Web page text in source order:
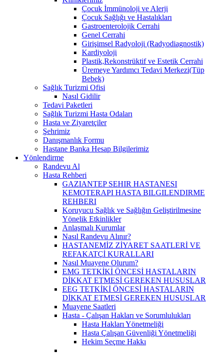
Çocuk İmmünoloji ve Alerji
Çocuk Sağlığı ve Hastalıkları
Gastroenterolojik Cerrahi
Genel Cerrahi
Girişimsel Radyoloji (Radyodiagnostik)
Kardiyoloji
Plastik,Rekonstrüktif ve Estetik Cerrahi
Üremeye Yardımcı Tedavi Merkezi(Tüp
Bebek)
Sağlık Turizmi Ofisi
Nasıl Gidilir
Tedavi Paketleri
Sağlık Turizmi Hasta Odaları
Hasta ve Ziyaretçiler
Şehrimiz
Danışmanlık Formu
Hastane Banka Hesap Bilgilerimiz
Yönlendirme
Randevu Al
Hasta Rehberi
GAZIANTEP SEHIR HASTANESI
KEMOTERAPI HASTA BILGILENDIRME
REHBERI
Koruyucu Sağlık ve Sağlığın Geliştirilmesine
Yönelik Etkinlikler
Anlaşmalı Kurumlar
Nasıl Randevu Alınır?
HASTANEMİZ ZİYARET SAATLERİ VE
REFAKATÇİ KURALLARI
Nasıl Muayene Olurum?
EMG TETKİKİ ÖNCESİ HASTALARIN
DİKKAT ETMESİ GEREKEN HUSUSLAR
EEG TETKİKİ ÖNCESİ HASTALARIN
DİKKAT ETMESİ GEREKEN HUSUSLAR
Muayene Saatleri
Hasta - Çalışan Hakları ve Sorumlulukları
Hasta Hakları Yönetmeliği
Hasta Çalışan Güvenliği Yönetmeliği
Hekim Seçme Hakkı